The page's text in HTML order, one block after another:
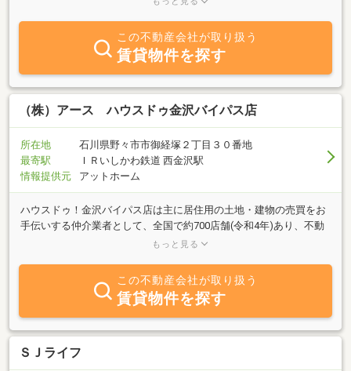
入、ご売却だからこそ知識や経験、スピードはもちろんですが、十
人十色のご事情や希望を一つひとつ丁寧にお聞きして、その方にあ
ったプランをご提案します。
この不動産会社が取り扱う
賃貸物件を探す
（株）アース ハウスドゥ金沢バイパス店
所在地
石川県野々市市御経塚２丁目３０番地
最寄駅
ＩＲいしかわ鉄道 西金沢駅
情報提供元
アットホーム
ハウスドゥ！金沢バイパス店は主に居住用の土地・建物の売買をお
手伝いする仲介業者として、全国で約700店舗(令和4年)あり、不動
産の売買仲介チェーン店としては、店舗数が全国ナンバー１！で
で幅広く対応させていただいております。駐車場も5台以上ありま
すので皆様お気軽にお問い合わせいただければと思います。またお
子様連れのお客様やペット同伴のお客様も大歓迎です♪
もっと見る
この不動産会社が取り扱う
賃貸物件を探す
ＳＪライフ